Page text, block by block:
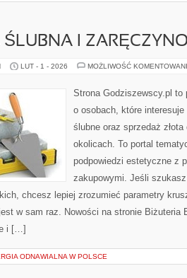
ŚLUBNA I
LUT - 1 - 2026 MOŻLIWOŚĆ
Strona Godziszewscy.pl
o osobach, które
ślubne oraz sprzedaż
okolicach. To portal
podpowiedzi estetyczne z
zakupowymi. Jeśli
chcesz lepiej zrozumieć parametry
w sam raz. Nowości na stronie Biżuteria
i […]
ODNAWIALNA W POLSCE